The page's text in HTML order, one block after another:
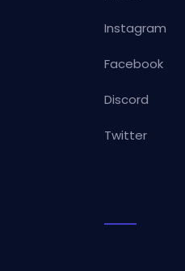
Instagram
Facebook
Discord
Twitter